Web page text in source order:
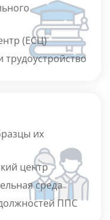
(ЕСЦ)
трудоустройство
их
центр
среда
ППС